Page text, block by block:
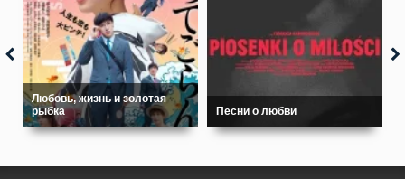
Любовь, жизнь и золотая
рыбка
Песни о любви